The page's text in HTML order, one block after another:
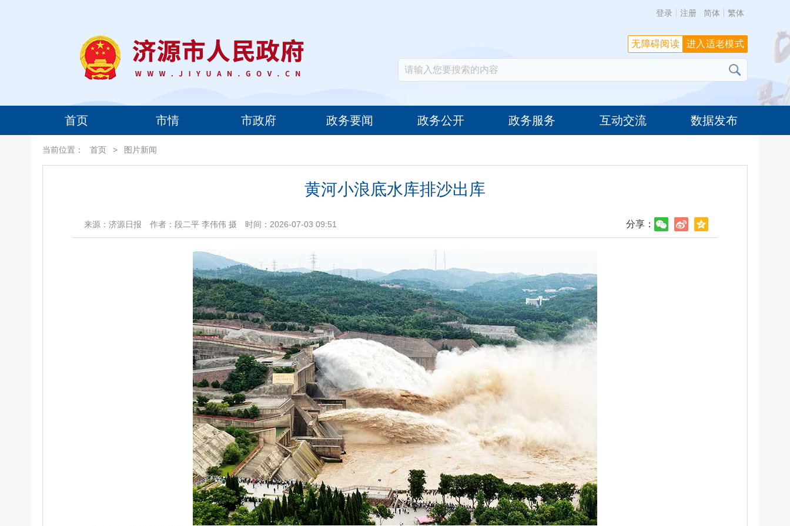
登录 注册 简体 繁体
首页 市情 市政府 政务要闻 政务公开 政务服务 互动交流 数据发布
进入适老模式
无障碍阅读
当前位置： 首页 > 图片新闻
黄河小浪底水库排沙出库
来源：济源日报 作者：段二平 李伟伟 摄 时间：2026-07-03 09:51 分享：